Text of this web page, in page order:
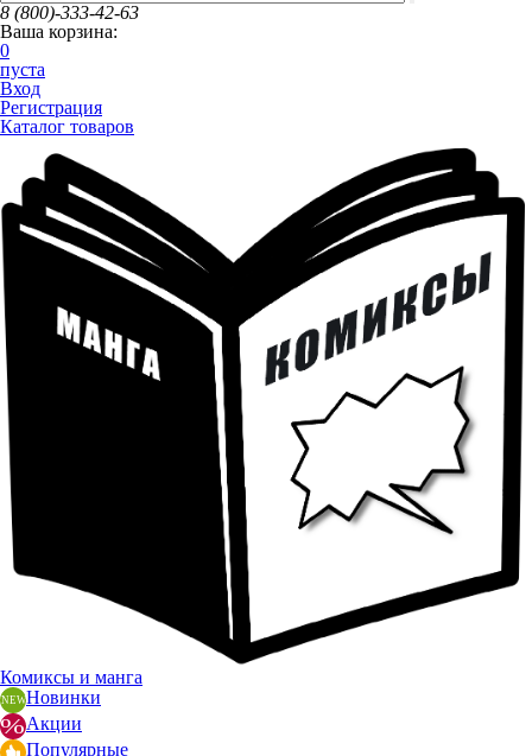
8 (800)-333-42-63
Ваша корзина:
0
пуста
Вход
Регистрация
Каталог товаров
Комиксы и манга
Новинки
Акции
Популярные